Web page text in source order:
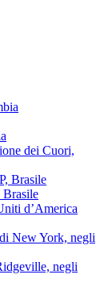
dei Cuori,
Brasile
Brasile
d’America
New York, negli
negli